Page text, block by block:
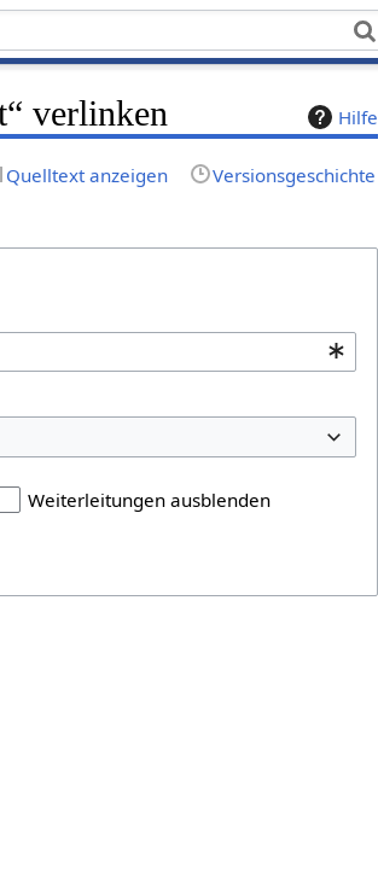
Hilfe
verlinken
Quelltext anzeigen Versionsgeschichte
Weiterleitungen ausblenden